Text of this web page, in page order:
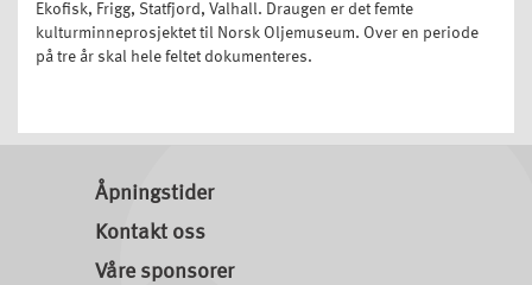
Ekofisk, Frigg, Statfjord, Valhall. Draugen er det femte
kulturminneprosjektet til Norsk Oljemuseum. Over en periode
på tre år skal hele feltet dokumenteres.
Åpningstider
Kontakt oss
Våre sponsorer